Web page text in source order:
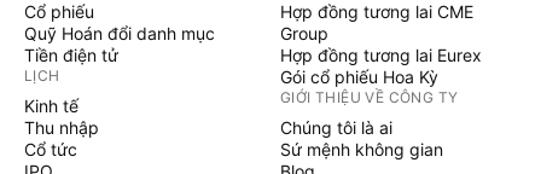
Cổ phiếu
Quỹ Hoán đổi danh mục
Tiền điện tử
LỊCH
Kinh tế
Thu nhập
Cổ tức
Hợp đồng tương lai CME
Group
Hợp đồng tương lai Eurex
Gói cổ phiếu Hoa Kỳ
GIỚI THIỆU VỀ CÔNG TY
Chúng tôi là ai
Sứ mệnh không gian